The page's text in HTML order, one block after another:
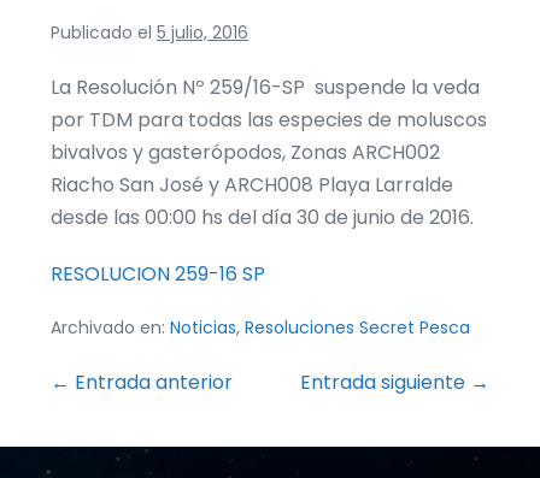
Publicado el 5 julio, 2016
La Resolución Nº 259/16-SP suspende la veda
por TDM para todas las especies de moluscos
bivalvos y gasterópodos, Zonas ARCH002
Riacho San José y ARCH008 Playa Larralde
desde las 00:00 hs del día 30 de junio de 2016.
RESOLUCION 259-16 SP
Archivado en: Noticias, Resoluciones Secret Pesca
Navegación
entradas
← Entrada anterior Entrada siguiente →